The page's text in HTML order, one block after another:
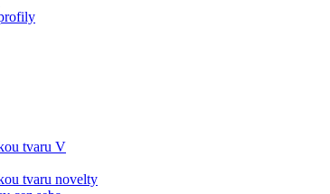
tvaru V
tvaru novelty